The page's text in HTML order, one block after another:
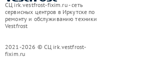
СЦ irk.vestfrost-fixim.ru - сеть
сервисных центров в Иркутске по
ремонту и обслуживанию техники
Vestfrost
2021-2026 © СЦ irk.vestfrost-
fixim.ru